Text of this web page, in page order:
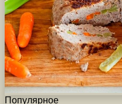
Популярное